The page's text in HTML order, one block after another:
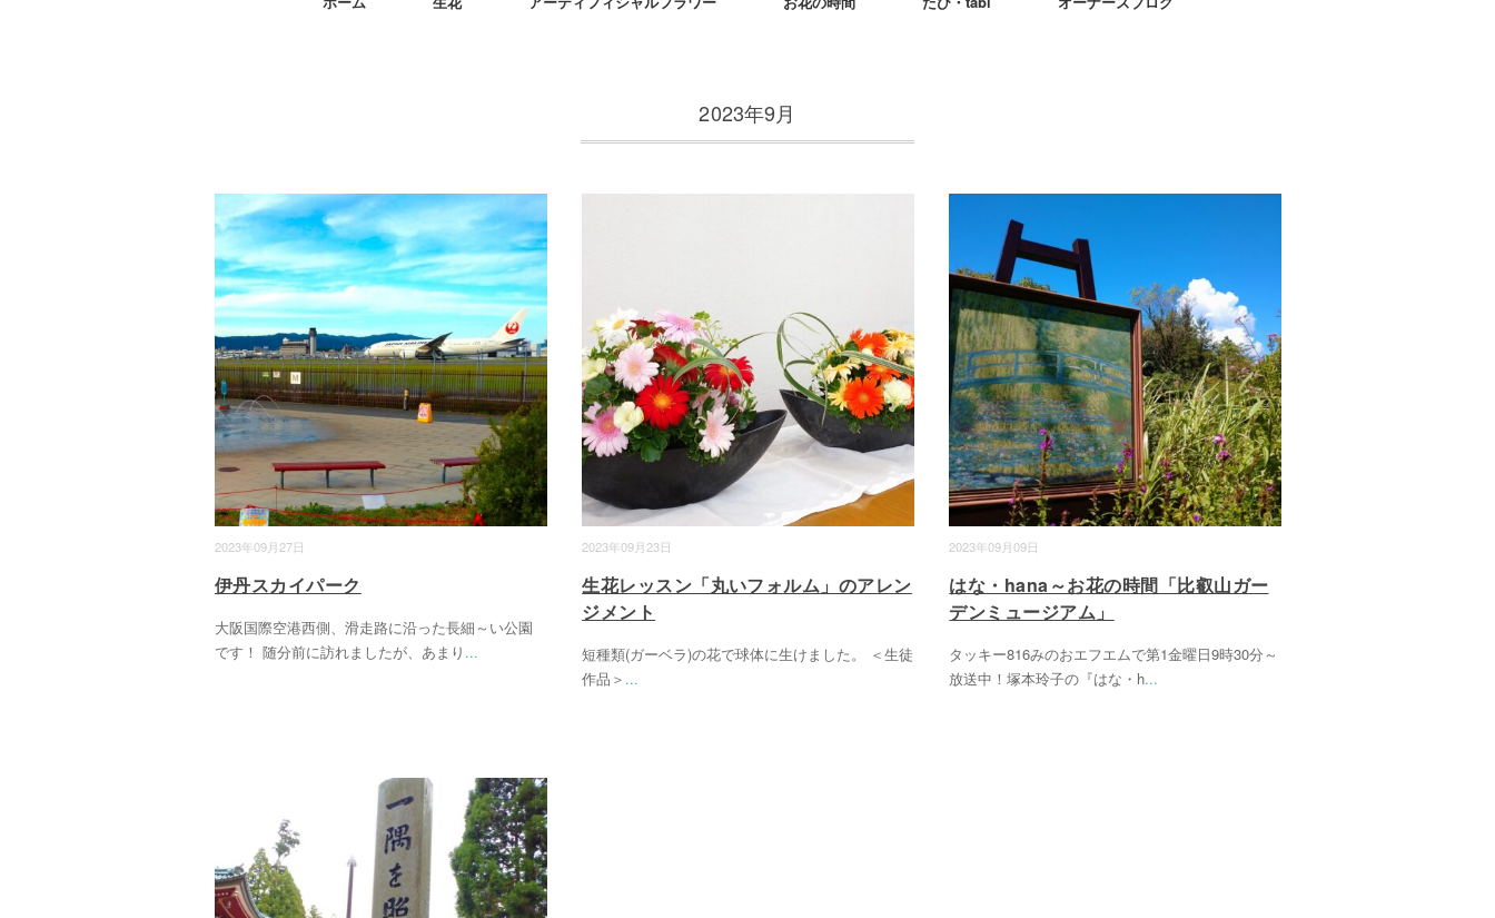
2023年9月
2023年09月27日
伊丹スカイパーク
大阪国際空港西側、滑走路に沿った長細～い公園
です！ 随分前に訪れましたが、あまり ...
2023年09月23日
生花レッスン「丸いフォルム」のアレン
ジメント
短種類(ガーベラ)の花で球体に生けました。 ＜生徒
作品＞ ...
2023年09月09日
はな・hana～お花の時間「比叡山ガー
デンミュージアム」
タッキー816みのおエフエムで第1金曜日9時30分～
放送中！塚本玲子の『はな・h...